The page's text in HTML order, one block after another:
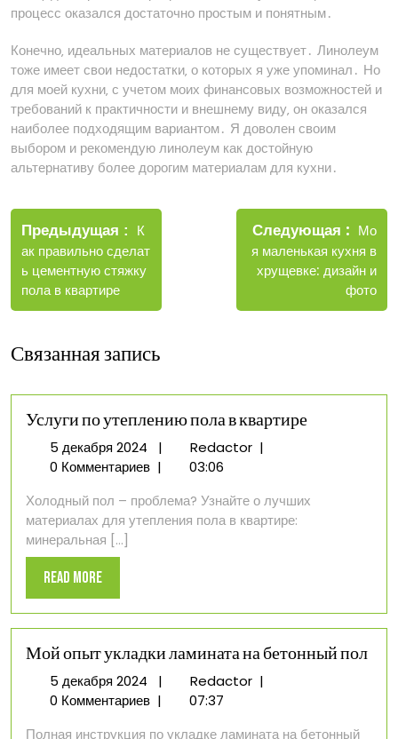
процесс оказался достаточно простым и понятным․
Конечно‚ идеальных материалов не существует․ Линолеум
тоже имеет свои недостатки‚ о которых я уже упоминал․ Но
для моей кухни‚ с учетом моих финансовых возможностей и
требований к практичности и внешнему виду‚ он оказался
наиболее подходящим вариантом․ Я доволен своим
выбором и рекомендую линолеум как достойную
альтернативу более дорогим материалам для кухни․
Навигация
по
записям
Предыдущая
Старые
записи
К
ак правильно сделат
ь цементную стяжку
пола в квартире
Следующая
Новые
записи
Мо
я маленькая кухня в
хрущевке: дизайн и
фото
Связанная запись
Услуги по утеплению пола в квартире
5 декабря 20245
декабря
| RedactorУслуги
пола
в
|
0 Комментариев |
03:06
Холодный пол – проблема? Узнайте о лучших
материалах для утепления пола в квартире:
минеральная [...]
Read MoreRead
More
Мой опыт укладки ламината на бетонный пол
5 декабря 20245
декабря
| RedactorМой
|
0 Комментариев |
07:37
Полная инструкция по укладке ламината на бетонный